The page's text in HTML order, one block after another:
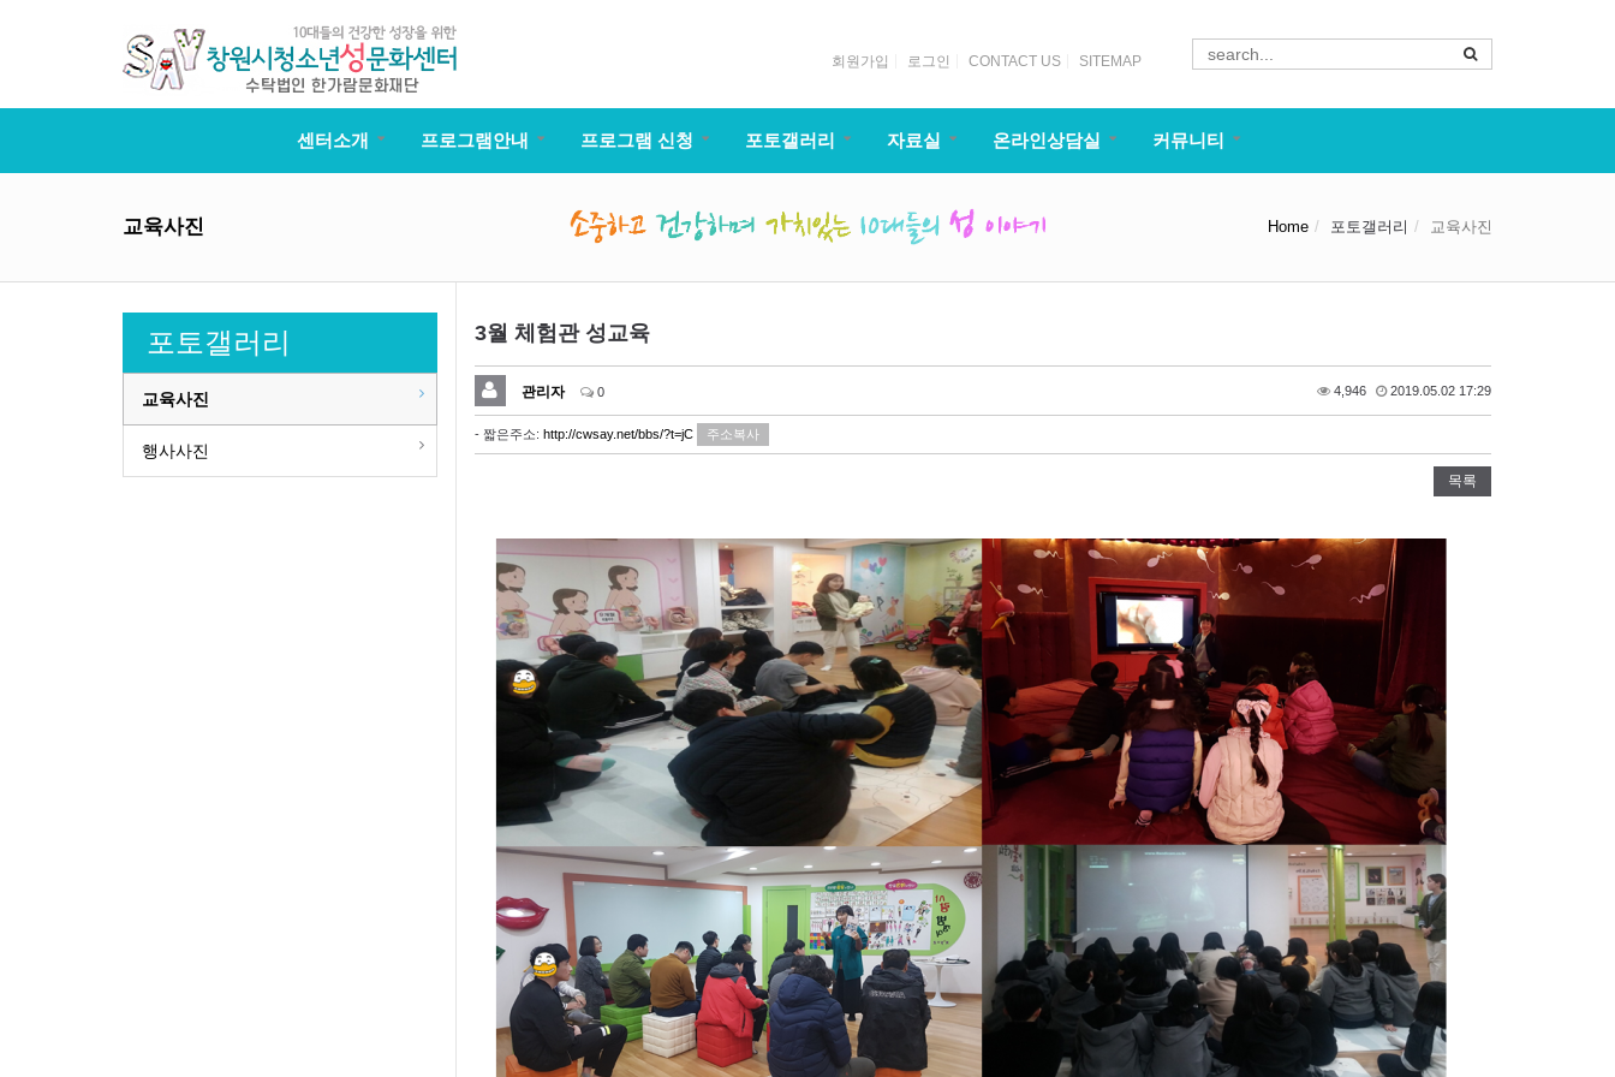
회원가입 로그인 CONTACT US SITEMAP
센터소개 프로그램안내 프로그램 신청 포토갤러리 자료실 온라인상담실 커뮤니티
교육사진 Home 포토갤러리 교육사진
포토갤러리
교육사진
행사사진
3월 체험관 성교육
관리자 0 4,946 2019.05.02 17:29
- 짧은주소: http://cwsay.net/bbs/?t=jC 주소복사
목록